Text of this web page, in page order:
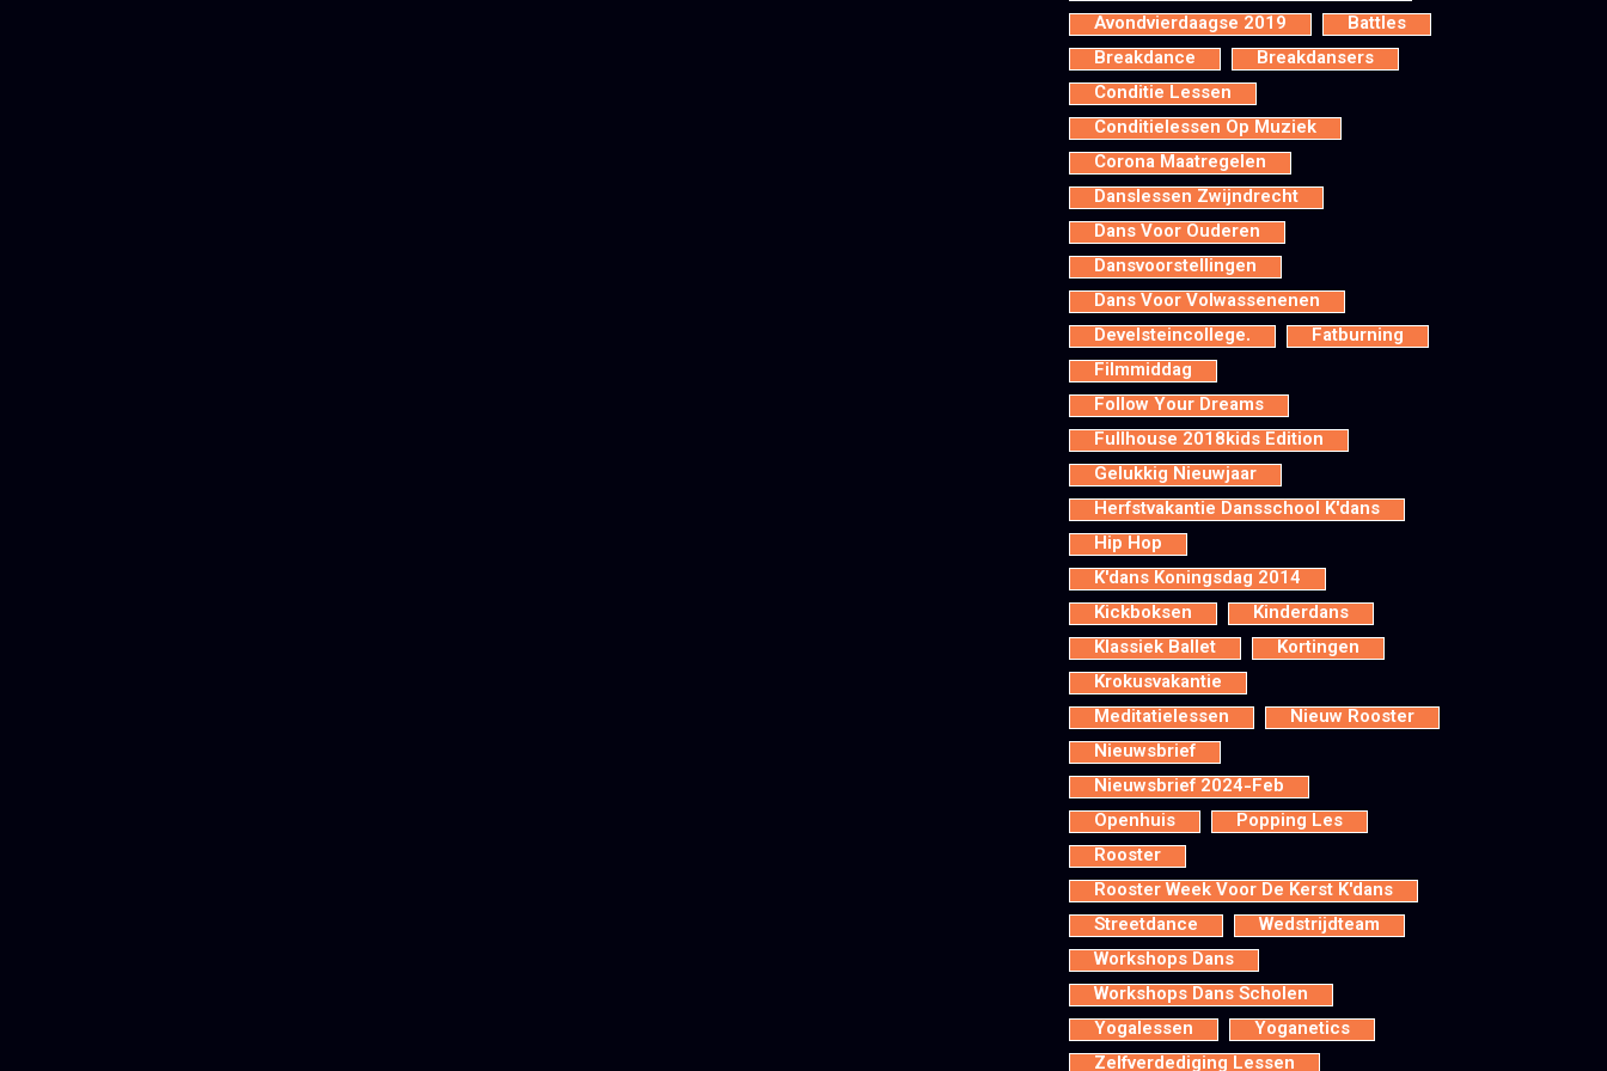
Avondvierdaagse 2019
Battles
Breakdance
Breakdansers
Conditie Lessen
Conditielessen Op Muziek
Corona Maatregelen
Danslessen Zwijndrecht
Dans Voor Ouderen
Dansvoorstellingen
Dans Voor Volwassenenen
Develsteincollege.
Fatburning
Filmmiddag
Follow Your Dreams
Fullhouse 2018kids Edition
Gelukkig Nieuwjaar
Herfstvakantie Dansschool K'dans
Hip Hop
K'dans Koningsdag 2014
Kickboksen
Kinderdans
Klassiek Ballet
Kortingen
Krokusvakantie
Meditatielessen
Nieuw Rooster
Nieuwsbrief
Nieuwsbrief 2024-Feb
Openhuis
Popping Les
Rooster
Rooster Week Voor De Kerst K'dans
Streetdance
Wedstrijdteam
Workshops Dans
Workshops Dans Scholen
Yogalessen
Yoganetics
Zelfverdediging Lessen